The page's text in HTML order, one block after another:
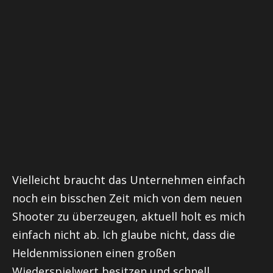
Vielleicht braucht das Unternehmen einfach
noch ein bisschen Zeit mich von dem neuen
Shooter zu überzeugen, aktuell holt es mich
einfach nicht ab. Ich glaube nicht, dass die
Heldenmissionen einen großen